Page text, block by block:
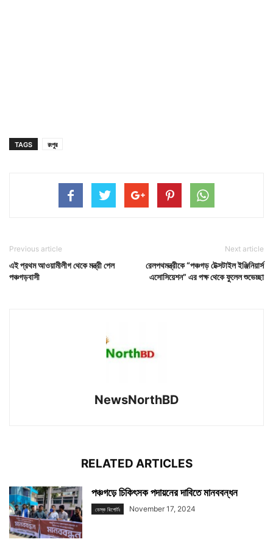
TAGS রংপুর
Previous article
এই প্রথম আওয়ামীলীগ থেকে মন্ত্রী পেল
পঞ্চগড়বাসী
Next article
রেলপথমন্ত্রীকে “পঞ্চগড় টেক্সটাইল ইঞ্জিনিয়ার্স
এসোসিয়েশন” এর পক্ষ থেকে ফুলেল শুভেচ্ছা
NewsNorthBD
RELATED ARTICLES
পঞ্চগড়ে চিকিৎসক পদায়নের দাবিতে মানববন্ধন
ডেস্ক রিপোর্টঃ November 17, 2024